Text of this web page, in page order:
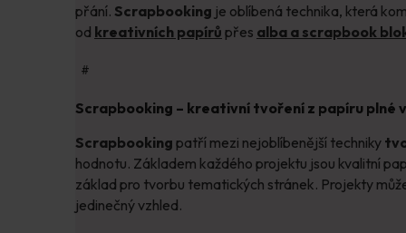
přání. Scrapbooking je oblíbená technika, která
od kreativních papírů přes alba a scrapbook
#
Scrapbooking – kreativní tvoření z papíru plné
Scrapbooking patří mezi nejoblíbenější techniky
hodnotu. Základem každého projektu jsou kvalitní
základ pro tvorbu tematických stránek. Projekty
jedinečný vzhled.